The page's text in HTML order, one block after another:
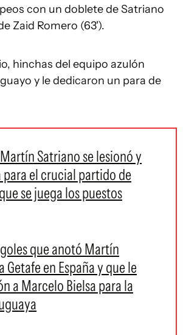
con un doblete de Satriano
Zaid Romero (63').
hinchas del equipo azulón
y le dedicaron un para de
Satriano se lesionó y
para el crucial partido de
se juega los puestos
que anotó Martín
Getafe en España y que le
a Marcelo Bielsa para la